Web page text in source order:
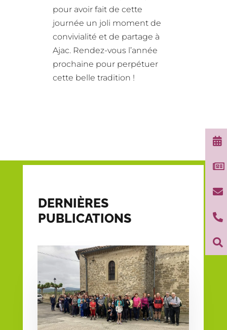





pour avoir fait de cette
journée un joli moment de
convivialité et de partage à
Ajac. Rendez-vous l’année
prochaine pour perpétuer
cette belle tradition !
DERNIÈRES
PUBLICATIONS